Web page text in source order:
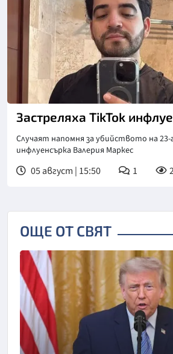
Застреляха TikTok
Случаят напомня за убийството на
инфлуенсърка Валерия Маркес
05 август | 15:50 1
ОЩЕ ОТ СВЯТ